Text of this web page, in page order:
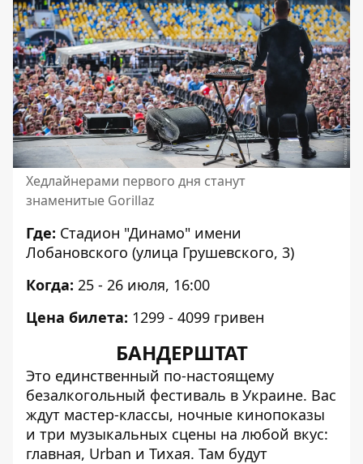
Хедлайнерами первого дня станут
знаменитые Gorillaz
Где: Стадион "Динамо" имени
Лобановского (улица Грушевского, 3)
Когда: 25 - 26 июля, 16:00
Цена билета: 1299 - 4099 гривен
БАНДЕРШТАТ
Это единственный по-настоящему
безалкогольный фестиваль в Украине. Вас
ждут мастер-классы, ночные кинопоказы
и три музыкальных сцены на любой вкус:
главная, Urban и Тихая. Там будут